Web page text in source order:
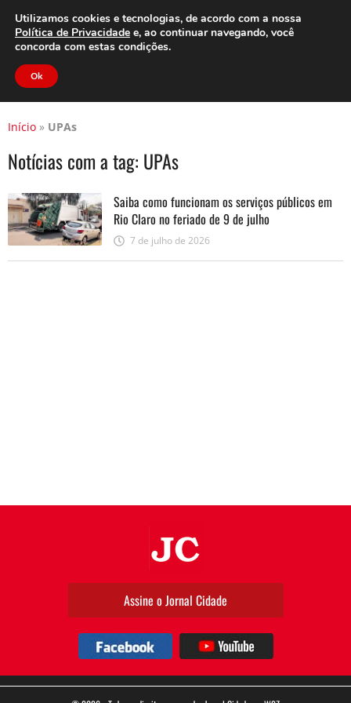
Clube do Assinante Área do Assinante
Início » UPAs
Notícias com a tag: UPAs
Saiba como funcionam os serviços públicos em
Rio Claro no feriado de 9 de julho
7 de julho de 2026
Assine o Jornal Cidade
Facebook
Utilizamos cookies e tecnologias, de acordo com a nossa
Política de Privacidade e, ao continuar navegando, você
concorda com estas condições.
Ok